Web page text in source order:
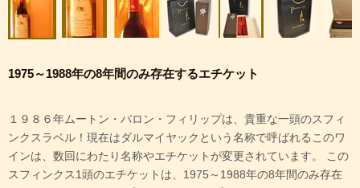
1975～1988年の8年間のみ存在するエチケット
１９８６年ムートン・バロン・フィリップは、貴重な一頭のスフィ
ンクスラベル！現在はダルマイヤックという名称で呼ばれるこのワ
インは、数回にわたり名称やエチケットが変更されています。 この
スフィンクス1頭のエチケットは、1975～1988年の8年間のみ存在